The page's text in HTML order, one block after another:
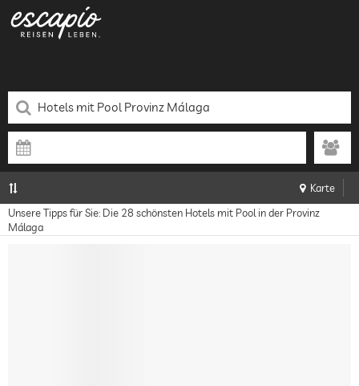
Karte
Unsere Tipps für Sie: Die 28 schönsten Hotels mit Pool in der Provinz
Málaga